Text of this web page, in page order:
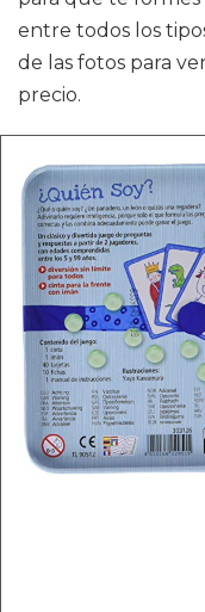
entre todos los
de las fotos para
precio.